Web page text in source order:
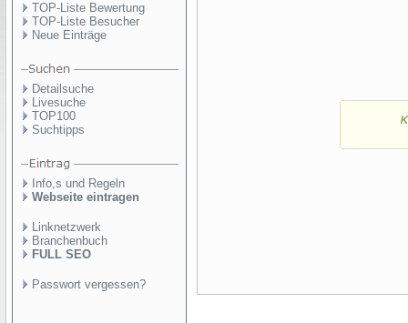
TOP-Liste Bewertung
TOP-Liste Besucher
Neue Einträge
Detailsuche
Livesuche
TOP100
Suchtipps
Info,s und Regeln
Webseite eintragen
Linknetzwerk
Branchenbuch
FULL SEO
Passwort vergessen?